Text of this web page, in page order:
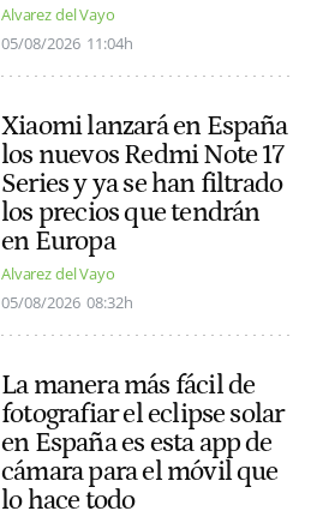
Alvarez del Vayo
05/08/2026 11:04h
Xiaomi lanzará en España
los nuevos Redmi Note 17
Series y ya se han filtrado
los precios que tendrán
en Europa
Alvarez del Vayo
05/08/2026 08:32h
La manera más fácil de
fotografiar el eclipse solar
en España es esta app de
cámara para el móvil que
lo hace todo